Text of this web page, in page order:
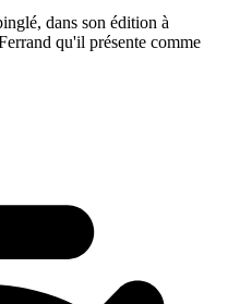
dans son édition à
qu'il présente comme